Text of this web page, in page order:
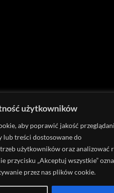
użytkowników
aby poprawić jakość
lub treści dostosowane do
użytkowników oraz analizować
przycisku „Akceptuj wszystkie”
przez nas plików cookie.